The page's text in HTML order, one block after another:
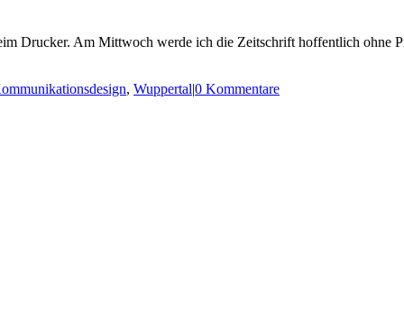
Drucker. Am Mittwoch werde ich die Zeitschrift hoffentlich ohne
, Wuppertal|0 Kommentare